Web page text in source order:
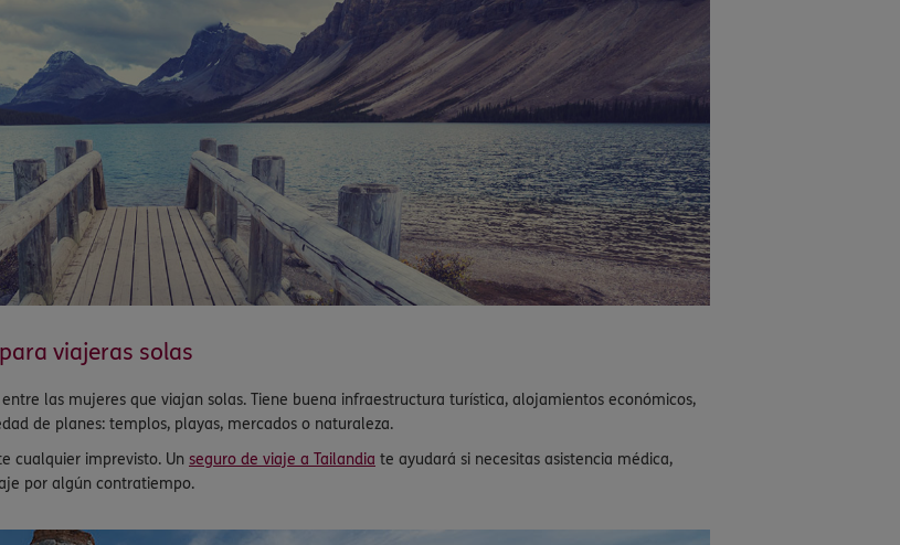
viajeras solas
las mujeres que viajan solas. Tiene buena infraestructura turística, alojamientos económicos,
de planes: templos, playas, mercados o naturaleza.
cualquier imprevisto. Un seguro de viaje a Tailandia te ayudará si necesitas asistencia médica,
por algún contratiempo.